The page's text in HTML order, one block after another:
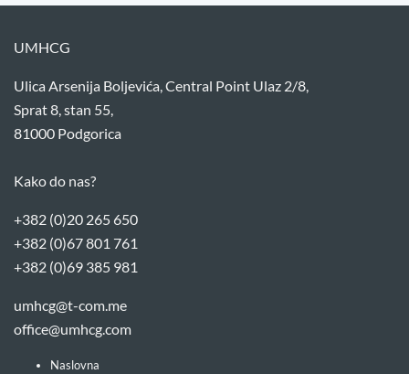
UMHCG
Ulica Arsenija Boljevića, Central Point Ulaz 2/8,
Sprat 8, stan 55,
81000 Podgorica
Kako do nas?
+382 (0)20 265 650
+382 (0)67 801 761
+382 (0)69 385 981
umhcg@t-com.me
office@umhcg.com
Naslovna